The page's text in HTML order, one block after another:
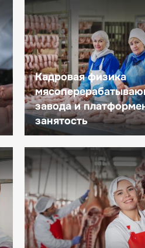
Кадровая физика
завода и
занятость